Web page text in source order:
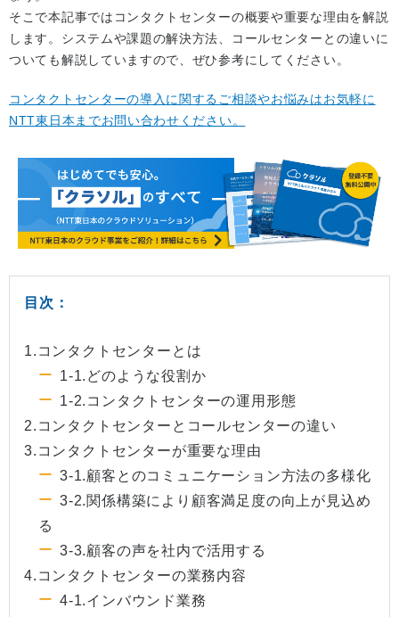
そこで本記事ではコンタクトセンターの概要や重要な理由を解説
します。システムや課題の解決方法、コールセンターとの違いに
ついても解説していますので、ぜひ参考にしてください。
コンタクトセンターの導入に関するご相談やお悩みはお気軽に
NTT東日本までお問い合わせください。
目次：
1.コンタクトセンターとは
1-1.どのような役割か
1-2.コンタクトセンターの運用形態
2.コンタクトセンターとコールセンターの違い
3.コンタクトセンターが重要な理由
3-1.顧客とのコミュニケーション方法の多様化
3-2.関係構築により顧客満足度の向上が見込め
る
3-3.顧客の声を社内で活用する
4.コンタクトセンターの業務内容
4-1.インバウンド業務